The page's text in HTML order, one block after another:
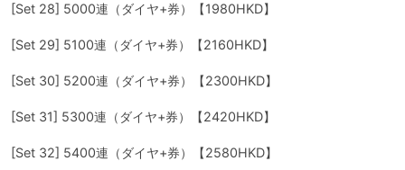
[Set 28] 5000連（ダイヤ+券）【1980HKD】
[Set 29] 5100連（ダイヤ+券）【2160HKD】
[Set 30] 5200連（ダイヤ+券）【2300HKD】
[Set 31] 5300連（ダイヤ+券）【2420HKD】
[Set 32] 5400連（ダイヤ+券）【2580HKD】